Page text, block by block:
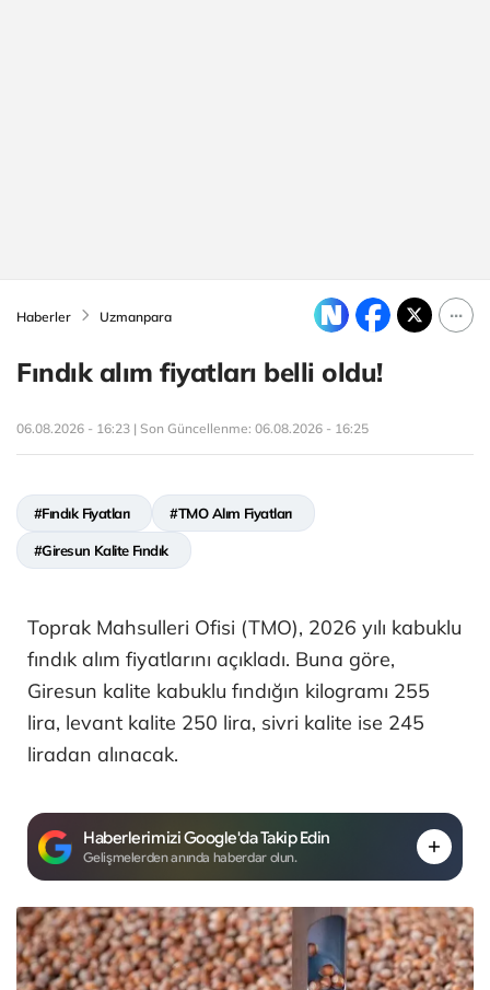
Haberler Uzmanpara
Fındık alım fiyatları belli oldu!
06.08.2026 - 16:23 | Son Güncellenme: 06.08.2026 - 16:25
#Fındık Fiyatları #TMO Alım Fiyatları
#Giresun Kalite Fındık
Toprak Mahsulleri Ofisi (TMO), 2026 yılı kabuklu
fındık alım fiyatlarını açıkladı. Buna göre,
Giresun kalite kabuklu fındığın kilogramı 255
lira, levant kalite 250 lira, sivri kalite ise 245
liradan alınacak.
Haberlerimizi Google'da Takip Edin
Gelişmelerden anında haberdar olun.